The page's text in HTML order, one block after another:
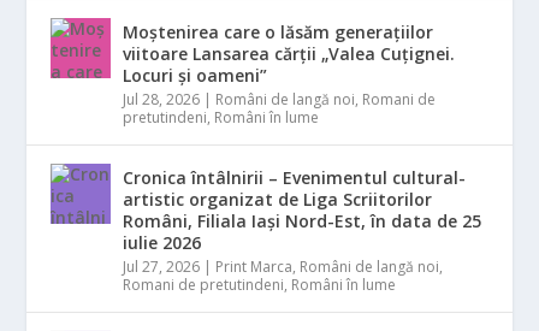
Moștenirea care o lăsăm generațiilor
viitoare Lansarea cărții „Valea Cuțignei.
Locuri și oameni”
Jul 28, 2026 | Români de langă noi, Romani de
pretutindeni, Români în lume
Cronica întâlnirii – Evenimentul cultural-
artistic organizat de Liga Scriitorilor
Români, Filiala Iași Nord-Est, în data de 25
iulie 2026
Jul 27, 2026 | Print Marca, Români de langă noi,
Romani de pretutindeni, Români în lume